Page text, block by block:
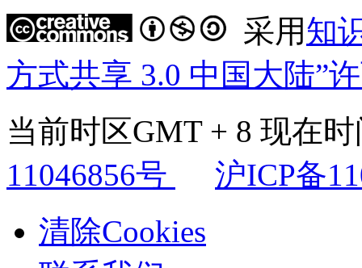
采用知
方式共享 3.0 中国大陆”
当前时区GMT + 8 现在
11046856号
沪ICP备
清除Cookies